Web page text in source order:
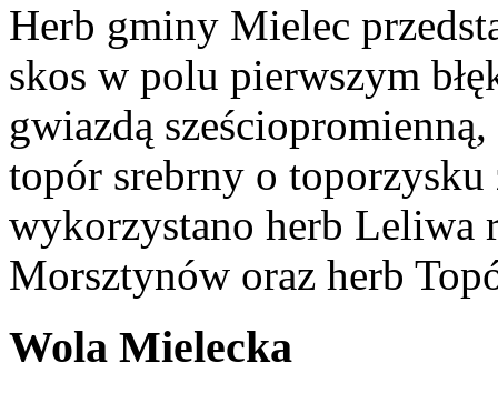
Herb gminy Mielec
skos w polu pierwszym
gwiazdą
topór srebrny o
wykorzystano herb Leliwa
Morsztynów oraz herb
Wola Mielecka